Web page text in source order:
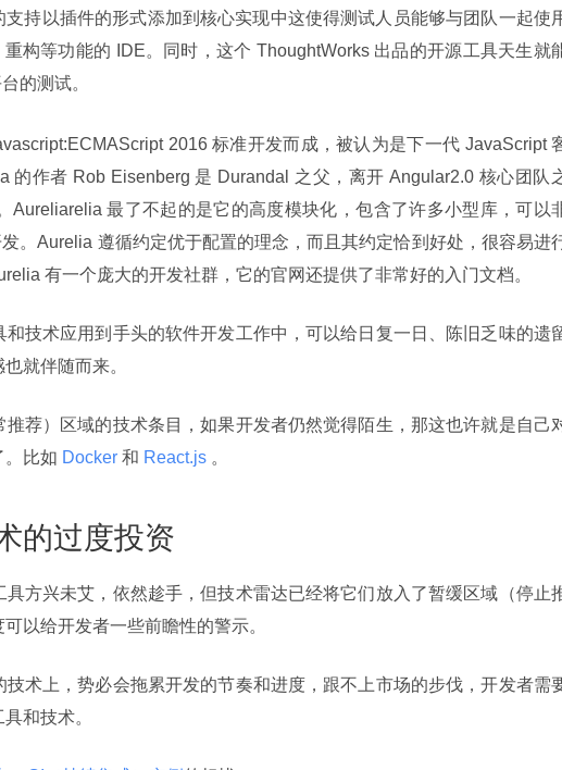
持以插件的形式添加到核心实现中这使得测试人员能够与团队一起使
构等功能的 IDE。同时，这个 ThoughtWorks 出品的开源工具天生就
的测试。
2016 标准开发而成，被认为是下一代 JavaScript
的作者 Rob Eisenberg 是 Durandal 之父，离开 Angular2.0 核心团队
Aureliarelia 最了不起的是它的高度模块化，包含了许多小型库，可以
。Aurelia 遵循约定优于配置的理念，而且其约定恰到好处，很容易进
有一个庞大的开发社群，它的官网还提供了非常好的入门文档。
技术应用到手头的软件开发工作中，可以给日复一日、陈旧乏味的遗
就伴随而来。
荐）区域的技术条目，如果开发者仍然觉得陌生，那这也许就是自己
。比如 Docker 和 React.js 。
的过度投资
方兴未艾，依然趁手，但技术雷达已经将它们放入了暂缓区域（停止
以给开发者一些前瞻性的警示。
术上，势必会拖累开发的节奏和进度，跟不上市场的步伐，开发者需
和技术。